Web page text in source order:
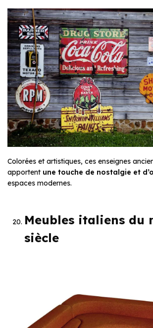
Colorées et artistiques, ces enseignes
apportent une touche de nostalgie et
espaces modernes.
Meubles italiens du
siècle